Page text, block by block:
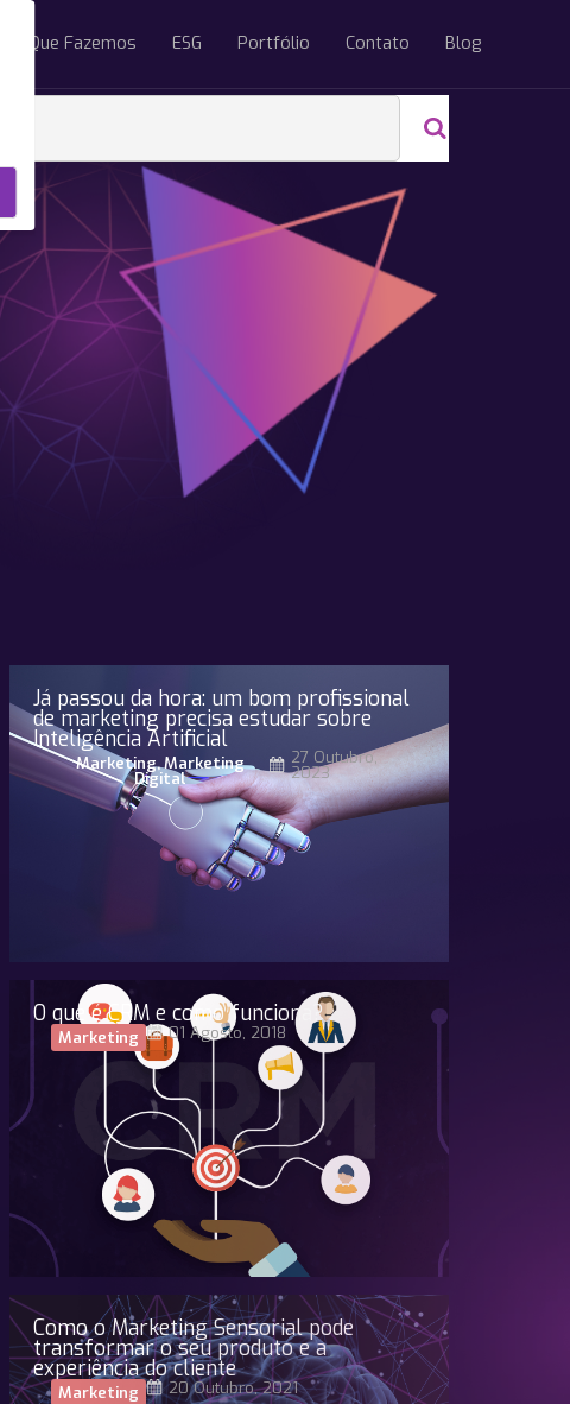
O Que Fazemos ESG Portfólio Contato Blog
Já passou da hora: um bom profissional
de marketing precisa estudar sobre
Inteligência Artificial
Marketing,Marketing
Digital
27 Outubro,
2023
O que é CRM e como funciona?
Marketing 01 Agosto, 2018
Como o Marketing Sensorial pode
transformar o seu produto e a
experiência do cliente
Marketing 20 Outubro, 2021